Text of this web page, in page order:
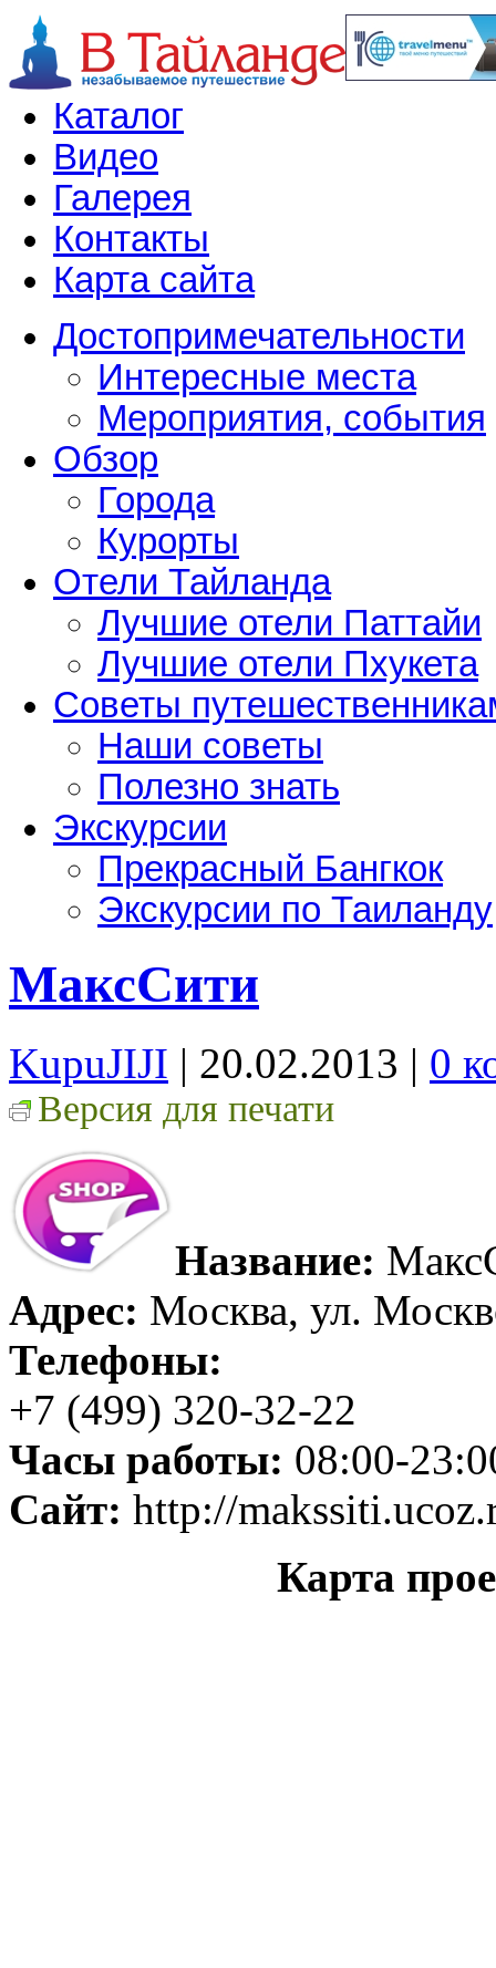
Каталог
Видео
Галерея
Контакты
Карта сайта
Достопримечательности
Интересные места
Мероприятия, события
Обзор
Города
Курорты
Отели Тайланда
Лучшие отели Паттайи
Лучшие отели Пхукета
Советы
Наши советы
Полезно знать
Экскурсии
Прекрасный Бангкок
Экскурсии по Таиланду
МаксСити
KupuJIJI | 20.02.2013 | 0
Версия для печати
Название:
Адрес: Москва, ул.
Телефоны:
+7 (499) 320-32-22
Часы работы: 08:00-
Сайт: http://
Карта